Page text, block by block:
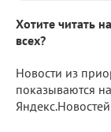
Хотите читать
всех?
Новости из
показываются